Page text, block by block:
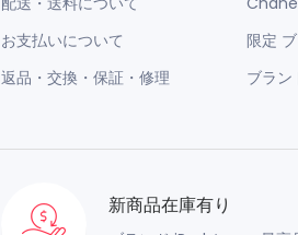
お支払いについて
返品・交換・保証・修理
限定
ブラン
新商品在庫有り